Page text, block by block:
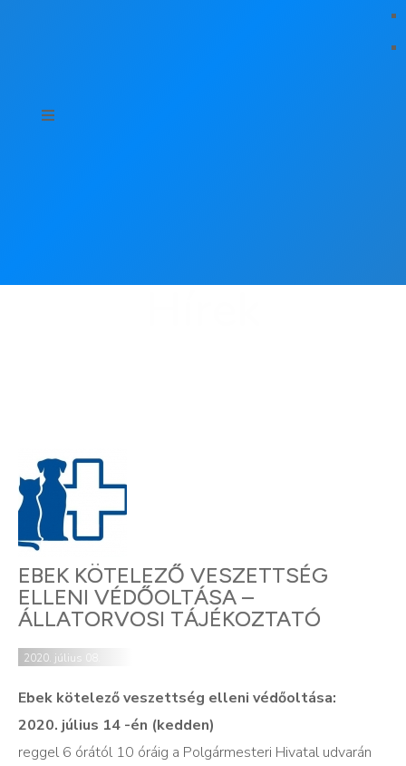
EBEK KÖTELEZŐ VESZETTSÉG
ELLENI VÉDŐOLTÁSA –
ÁLLATORVOSI TÁJÉKOZTATÓ
2020. július 08.
Ebek kötelező veszettség elleni védőoltása:
2020. július 14 -én (kedden)
reggel 6 órától 10 óráig a Polgármesteri Hivatal udvarán